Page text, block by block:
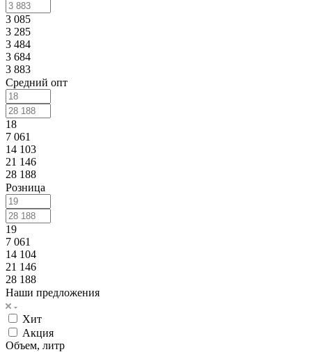
3 085
3 285
3 484
3 684
3 883
Средний опт
18
7 061
14 103
21 146
28 188
Розница
19
7 061
14 104
21 146
28 188
Наши предложения
Хит
Акция
Объем, литр